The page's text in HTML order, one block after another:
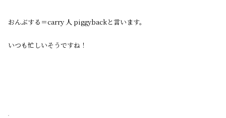
おんぶする＝carry 人 piggybackと言います。
いつも忙しいそうですね！